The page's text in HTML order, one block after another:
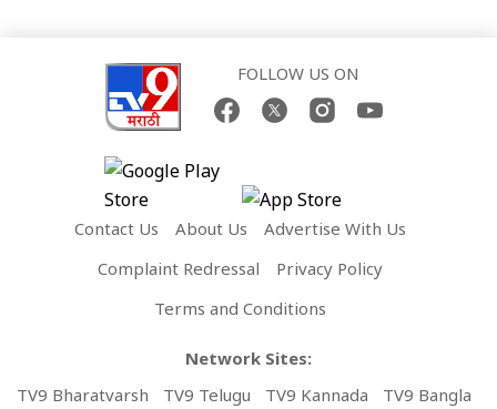
FOLLOW US ON
Contact Us About Us
Advertise With Us
Complaint Redressal
Privacy Policy
Terms and Conditions
Network Sites:
TV9 Bharatvarsh
TV9 Telugu TV9 Kannada TV9 Bangla